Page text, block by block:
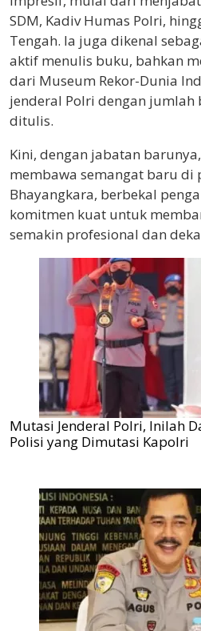
SDM, Kadiv Humas Polri,
Tengah. Ia juga dikenal
aktif menulis buku, bahkan
dari Museum Rekor-Dunia
jenderal Polri dengan jumlah
ditulis.
Kini, dengan jabatan
membawa semangat baru di
Bhayangkara, berbekal
komitmen kuat untuk
semakin profesional dan
Mutasi Jenderal Polri, Inilah
Polisi yang Dimutasi Kapolri